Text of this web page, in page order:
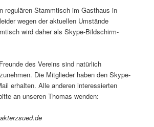
regulären Stammtisch im Gasthaus in
wegen der aktuellen Umstände
wird daher als Skype-Bildschirm-
des Vereins sind natürlich
Die Mitglieder haben den Skype-
erhalten. Alle anderen interessierten
an unseren Thomas wenden: